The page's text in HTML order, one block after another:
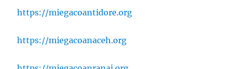
https://miegacoantidore.org
https://miegacoanaceh.org